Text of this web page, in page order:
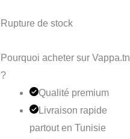
Rupture de stock
Pourquoi acheter sur Vappa.tn
?
Qualité premium
Livraison rapide
partout en Tunisie